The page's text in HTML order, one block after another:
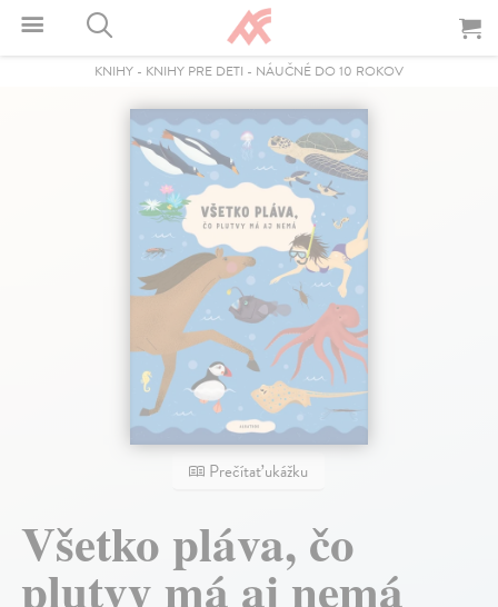
KNIHY - KNIHY PRE DETI - NÁUČNÉ DO 10 ROKOV
Prečítať ukážku
Všetko pláva, čo
plutvy má aj nemá